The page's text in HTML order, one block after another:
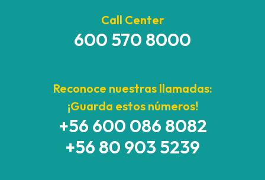
Call Center
600 570 8000
Reconoce nuestras llamadas:
¡Guarda estos números!
+56 600 086 8082
+56 80 903 5239